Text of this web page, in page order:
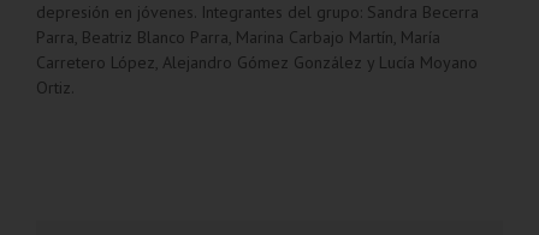
depresión en jóvenes. Integrantes del grupo: Sandra Becerra
Parra, Beatriz Blanco Parra, Marina Carbajo Martín, María
Carretero López, Alejandro Gómez González y Lucía Moyano
Ortiz.